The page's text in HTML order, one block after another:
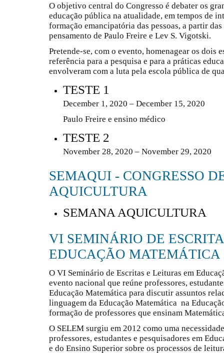
O objetivo central do Congresso é debater os
educação pública na atualidade, em tempos de
formação emancipatória das pessoas, a partir
pensamento de Paulo Freire e Lev S. Vigotski.
Pretende-se, com o evento, homenagear os dois
referência para a pesquisa e para a práticas
envolveram com a luta pela escola pública de
TESTE 1
December 1, 2020 – December 15, 2020
Paulo Freire e ensino médico
TESTE 2
November 28, 2020 – November 29, 2020
SEMAQUI - CONGRESSO
AQUICULTURA
SEMANA AQUICULTURA
VI SEMINÁRIO DE
EDUCAÇÃO MATEMÁTICA
O VI Seminário de Escritas e Leituras em
evento nacional que reúne professores,
Educação Matemática para discutir assuntos
linguagem da Educação Matemática na
formação de professores que ensinam
O SELEM surgiu em 2012 como uma
professores, estudantes e pesquisadores em
e do Ensino Superior sobre os processos de